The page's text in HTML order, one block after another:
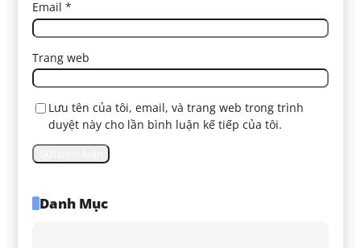
Email*
Trang web
Lưu tên của tôi, email, và trang web trong trình
duyệt này cho lần bình luận kế tiếp của tôi.
Danh Mục